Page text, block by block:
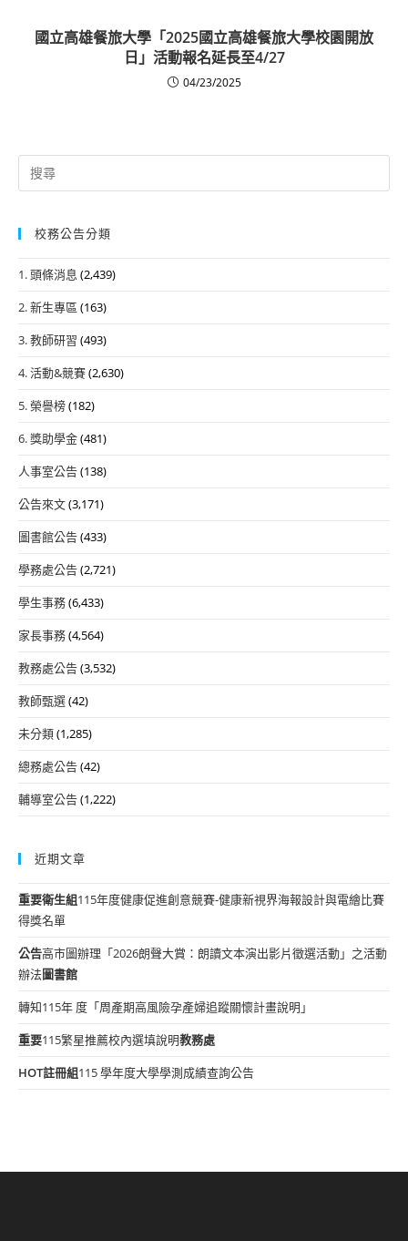
國立高雄餐旅大學「2025國立高雄餐旅大學校園開放
日」活動報名延長至4/27
04/23/2025
Search
for:
校務公告分類
1. 頭條消息 (2,439)
2. 新生專區 (163)
3. 教師研習 (493)
4. 活動&競賽(2,630)
5. 榮譽榜(182)
6. 獎助學金(481)
人事室公告(138)
公告來文(3,171)
圖書館公告(433)
學務處公告(2,721)
學生事務(6,433)
家長事務(4,564)
教務處公告(3,532)
教師甄選(42)
未分類(1,285)
總務處公告(42)
輔導室公告(1,222)
近期文章
重要衛生組115年度健康促進創意競賽-健康新視界海報設計與電繪比賽
得獎名單
公告高市圖辦理「2026朗聲大賞：朗讀文本演出影片徵選活動」之活動
辦法圖書館
轉知115年 度「周產期高風險孕產婦追蹤關懷計畫說明」
重要115繁星推薦校內選填說明教務處
HOT註冊組115 學年度大學學測成績查詢公告